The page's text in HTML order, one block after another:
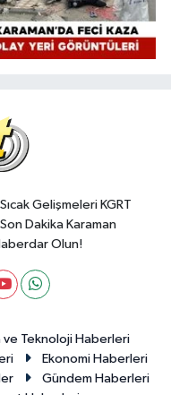
Gelişmeleri KGRT
Dakika Karaman
Olun!
ve Teknoloji Haberleri
Ekonomi Haberleri
Gündem Haberleri